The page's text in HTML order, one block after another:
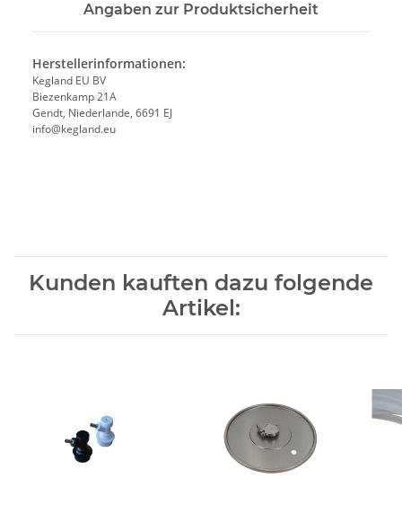
Angaben zur Produktsicherheit
Herstellerinformationen:
Kegland EU BV
Biezenkamp 21A
Gendt, Niederlande, 6691 EJ
info@kegland.eu
Kunden kauften dazu folgende
Artikel: